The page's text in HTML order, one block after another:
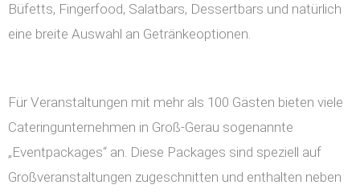
Büfetts, Fingerfood, Salatbars, Dessertbars und natürlich
eine breite Auswahl an Getränkeoptionen.
Für Veranstaltungen mit mehr als 100 Gästen bieten viele
Cateringunternehmen in Groß-Gerau sogenannte
„Eventpackages“ an. Diese Packages sind speziell auf
Großveranstaltungen zugeschnitten und enthalten neben